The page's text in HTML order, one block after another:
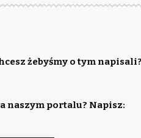
żebyśmy o tym
naszym portalu? Napisz: